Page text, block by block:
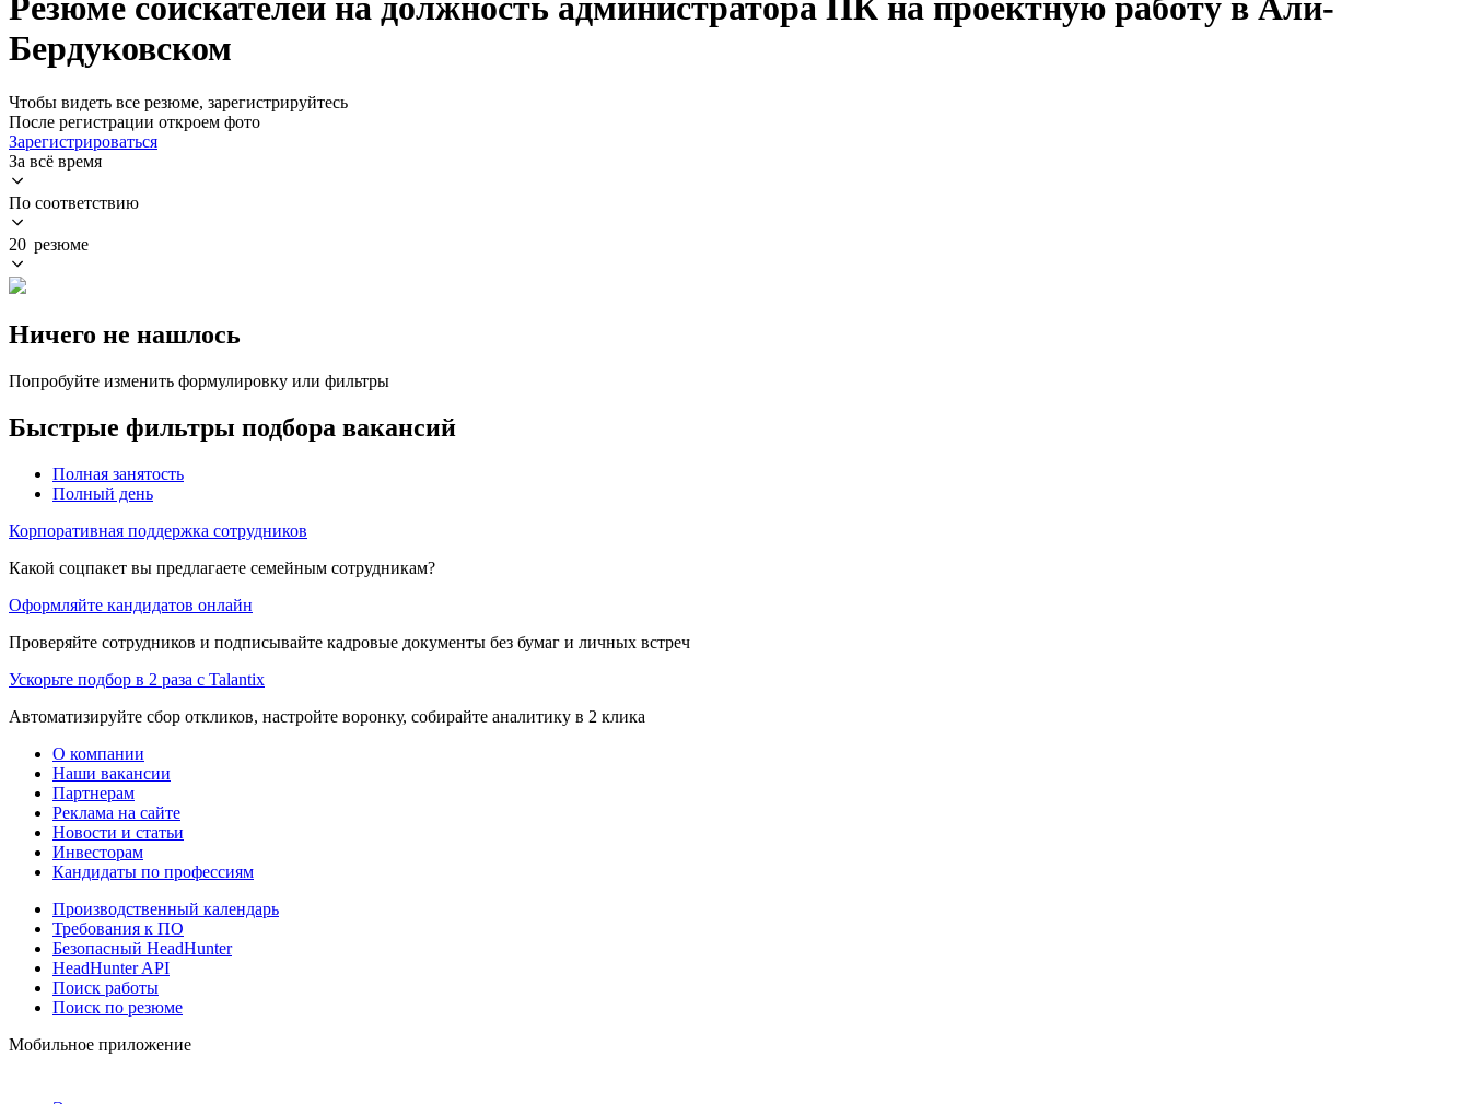
Резюме соискателей на должность администратора ПК на проектную работу в Али-
Бердуковском
Чтобы видеть все резюме, зарегистрируйтесь
После регистрации откроем фото
Зарегистрироваться
За всё время
По соответствию
20 резюме
Ничего не нашлось
Попробуйте изменить формулировку или фильтры
Быстрые фильтры подбора вакансий
Полная занятость
Полный день
Корпоративная поддержка сотрудников
Какой соцпакет вы предлагаете семейным сотрудникам?
Оформляйте кандидатов онлайн
Проверяйте сотрудников и подписывайте кадровые документы без бумаг и личных встреч
Ускорьте подбор в 2 раза с Talantix
Автоматизируйте сбор откликов, настройте воронку, собирайте аналитику в 2 клика
О компании
Наши вакансии
Партнерам
Реклама на сайте
Новости и статьи
Инвесторам
Кандидаты по профессиям
Производственный календарь
Требования к ПО
Безопасный HeadHunter
HeadHunter API
Поиск работы
Поиск по резюме
Мобильное приложение